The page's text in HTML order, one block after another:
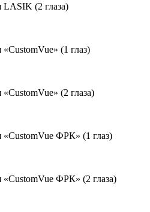
LASIK (2 глаза)
(1 глаз)
(2 глаза)
«CustomVue ФРК» (1 глаз)
«CustomVue ФРК» (2 глаза)